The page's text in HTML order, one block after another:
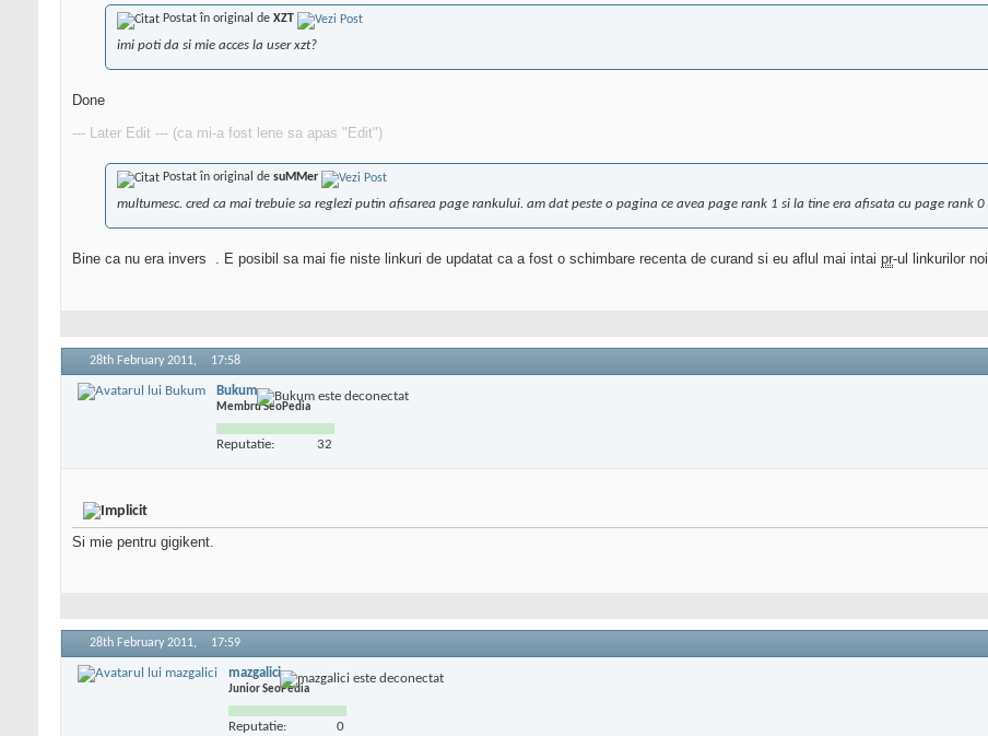
Postat în original de XZT
imi poti da si mie acces la user xzt?
Done
--- Later Edit --- (ca mi-a fost lene sa apas "Edit")
Postat în original de suMMer
multumesc. cred ca mai trebuie sa reglezi putin afisarea page rankului. am dat peste o pagina ce avea page rank 1 si la tine era afisata cu page rank 0
Bine ca nu era invers . E posibil sa mai fie niste linkuri de updatat ca a fost o schimbare recenta de curand si eu aflul mai intai pr-ul linkurilor noi
28th February 2011, 17:58
Bukum
Membru SeoPedia
Reputatie: 32
Si mie pentru gigikent.
28th February 2011, 17:59
mazgalici
Junior SeoPedia
Reputatie: 0